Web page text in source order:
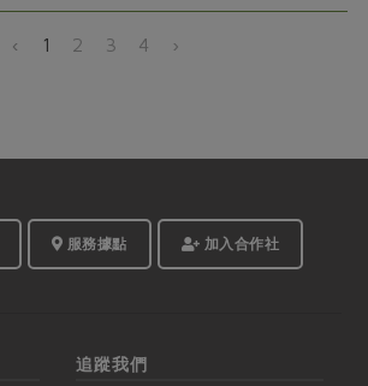
‹ 1 2 3 4 ›
服務據點 加入合作社
追蹤我們